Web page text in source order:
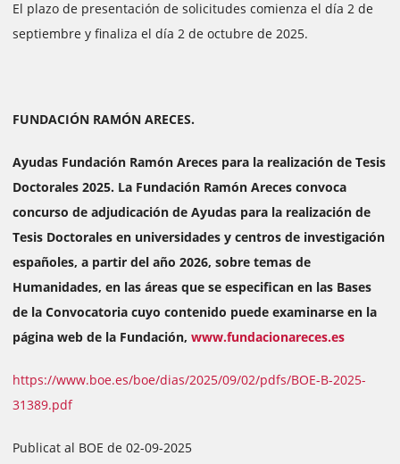
El plazo de presentación de solicitudes comienza el día 2 de
septiembre y finaliza el día 2 de octubre de 2025.
FUNDACIÓN RAMÓN ARECES.
Ayudas Fundación Ramón Areces para la realización de Tesis
Doctorales 2025. La Fundación Ramón Areces convoca
concurso de adjudicación de Ayudas para la realización de
Tesis Doctorales en universidades y centros de investigación
españoles, a partir del año 2026, sobre temas de
Humanidades, en las áreas que se especifican en las Bases
de la Convocatoria cuyo contenido puede examinarse en la
página web de la Fundación, www.fundacionareces.es
https://www.boe.es/boe/dias/2025/09/02/pdfs/BOE-B-2025-
31389.pdf
Publicat al BOE de 02-09-2025